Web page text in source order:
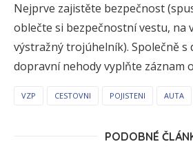
Nejprve zajistěte bezpečnost
oblečte si bezpečnostní vestu, na
výstražný trojúhelník). Společně s
dopravní nehody vyplňte záznam
VZP CESTOVNI POJISTENI AUTA
PODOBNÉ